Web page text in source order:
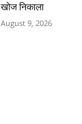
खोज निकाला
August 9, 2026